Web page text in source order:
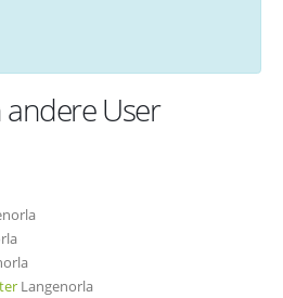
User
Langenorla